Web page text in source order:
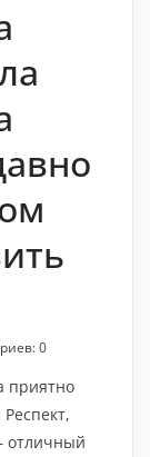
0
приятно
отличный